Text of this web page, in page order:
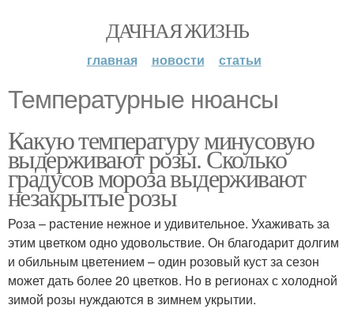
ДАЧНАЯ ЖИЗНЬ
главная новости статьи
Температурные нюансы
Какую температуру минусовую
выдерживают розы. Сколько
градусов мороза выдерживают
незакрытые розы
Роза – растение нежное и удивительное. Ухаживать за
этим цветком одно удовольствие. Он благодарит долгим
и обильным цветением – один розовый куст за сезон
может дать более 20 цветков. Но в регионах с холодной
зимой розы нуждаются в зимнем укрытии.